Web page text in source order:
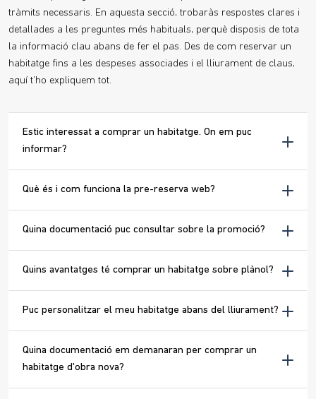
tràmits necessaris. En aquesta secció, trobaràs respostes clares i
detallades a les preguntes més habituals, perquè disposis de tota
la informació clau abans de fer el pas. Des de com reservar un
habitatge fins a les despeses associades i el lliurament de claus,
aquí t’ho expliquem tot.
Estic interessat a comprar un habitatge. On em puc
informar?
Què és i com funciona la pre-reserva web?
Quina documentació puc consultar sobre la promoció?
Quins avantatges té comprar un habitatge sobre plànol?
Puc personalitzar el meu habitatge abans del lliurament?
Quina documentació em demanaran per comprar un
habitatge d'obra nova?